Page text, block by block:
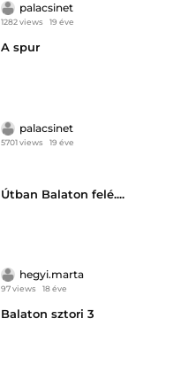
palacsinet
1282 views 19 éve
A spur
palacsinet
5701 views 19 éve
Útban Balaton felé....
hegyi.marta
97 views 18 éve
Balaton sztori 3